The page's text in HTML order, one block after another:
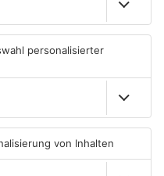
Primaveraland
08.08.2026, 09:39 UHR IN
PRIMAVERALAND